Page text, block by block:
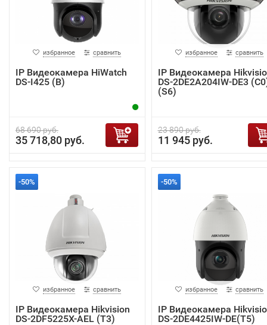
избранное сравнить
IP Видеокамера HiWatch
DS-I425 (B)
68 690 руб.
35 718,80 руб.
избранное сравнить
IP Видеокамера
DS-2DE2A204IW-DE3
(S6)
23 890 руб.
11 945 руб.
-50%
избранное сравнить
IP Видеокамера Hikvision
DS-2DF5225X-AEL (T3)
-50%
избранное сравнить
IP Видеокамера
DS-2DE4425IW-DE(T5)